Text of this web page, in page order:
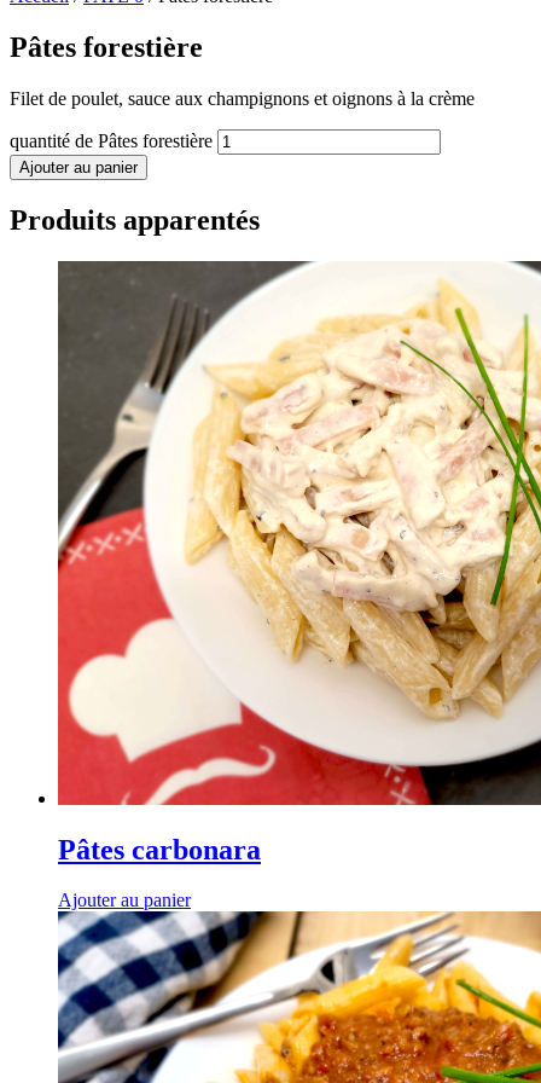
Pâtes forestière
Filet de poulet, sauce aux champignons et oignons à la crème
quantité de Pâtes forestière
Ajouter au panier
Produits apparentés
Pâtes carbonara
Ajouter au panier